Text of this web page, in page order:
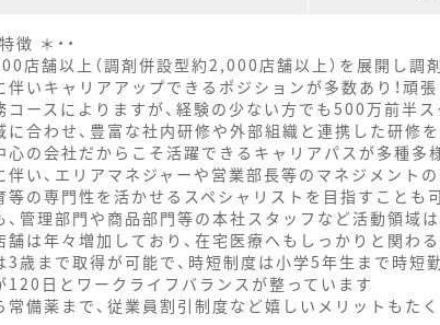
徴 ＊・・
店舗以上（調剤併設型約2,000店舗以上）を展開し調
いキャリアアップできるポジションが多数あり！頑張
ースによりますが、経験の少ない方でも500万前半ス
合わせ、豊富な社内研修や外部組織と連携した研修
の会社だからこそ活躍できるキャリアパスが多種多
い、エリアマネジャーや営業部長等のマネジメントの
の専門性を活かせるスペシャリストを目指すことも可
管理部門や商品部門等の本社スタッフなど活動領域は
は年々増加しており、在宅医療へもしっかりと関わる
歳まで取得が可能で、時短制度は小学5年生まで時短
日とワークライフバランスが整っています
備薬まで、従業員割引制度など嬉しいメリットもたく